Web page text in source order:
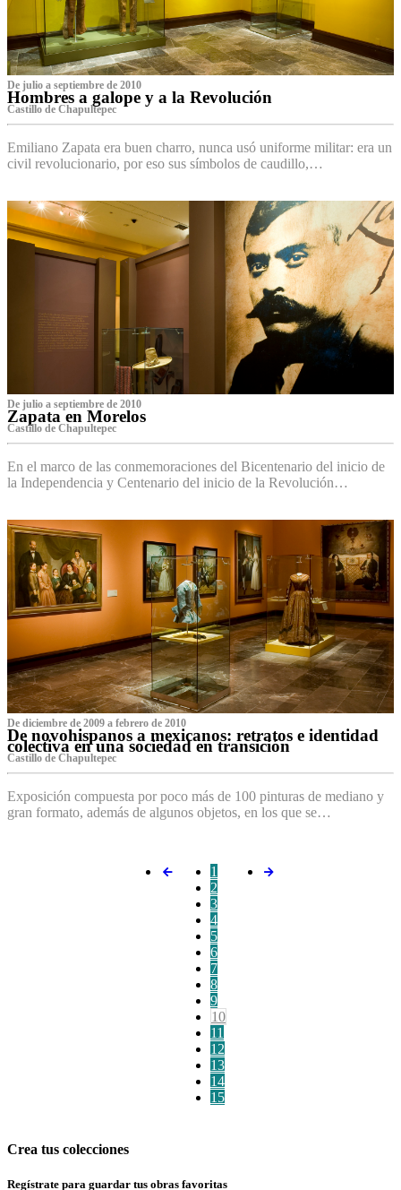
De julio a septiembre de 2010
Hombres a galope y a la Revolución
Castillo de Chapultepec
Emiliano Zapata era buen charro, nunca usó uniforme militar: era un
civil revolucionario, por eso sus símbolos de caudillo,…
De julio a septiembre de 2010
Zapata en Morelos
Castillo de Chapultepec
En el marco de las conmemoraciones del Bicentenario del inicio de
la Independencia y Centenario del inicio de la Revolución…
De diciembre de 2009 a febrero de 2010
De novohispanos a mexicanos: retratos e identidad
colectiva en una sociedad en transición
Castillo de Chapultepec
Exposición compuesta por poco más de 100 pinturas de mediano y
gran formato, además de algunos objetos, en los que se…
1
2
3
4
5
6
7
8
9
10
11
12
13
14
15
Crea tus colecciones
Regístrate para guardar tus obras favoritas